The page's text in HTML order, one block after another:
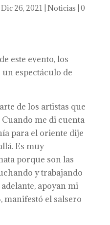
Dic 26, 2021 Noticias 0
este evento, los
espectáculo de
de los artistas que
me di cuenta
para el oriente dije
Es muy
porque son las
y trabajando
apoyan mi
manifestó el salsero